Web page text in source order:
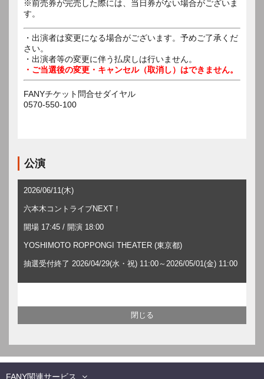
※前売券が完売した際には、当日券がない場合がございま
す。
・出演者は変更になる場合がございます。予めご了承くだ
さい。
・出演者等の変更に伴う払戻しは行いません。
・ご当選後の変更・キャンセル（取消し）はできません。
FANYチケット問合せダイヤル
0570-550-100
公演
2026/06/11(木)
六本木コントライブNEXT！
開場 17:45 / 開演 18:00
YOSHIMOTO ROPPONGI THEATER (東京都)
抽選受付終了 2026/04/29(水・祝) 11:00～2026/05/01(金) 11:00
FANY関連サービス